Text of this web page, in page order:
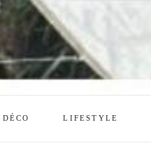
DÉCO LIFESTYLE